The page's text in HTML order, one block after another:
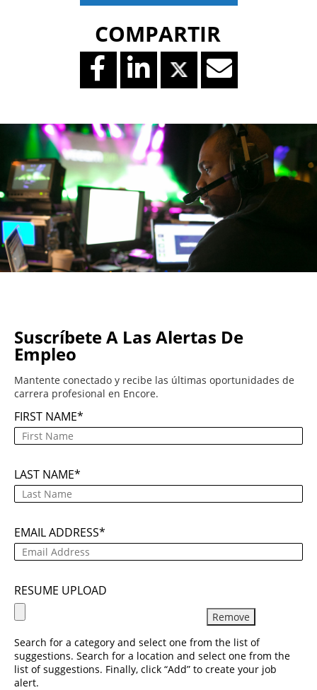
COMPARTIR
Suscríbete A Las Alertas De
Empleo
Mantente conectado y recibe las últimas oportunidades de
carrera profesional en Encore.
FIRST NAME
LAST NAME
EMAIL ADDRESS
RESUME UPLOAD
Remove
Search for a category and select one from the list of
suggestions. Search for a location and select one from the
list of suggestions. Finally, click “Add” to create your job
alert.